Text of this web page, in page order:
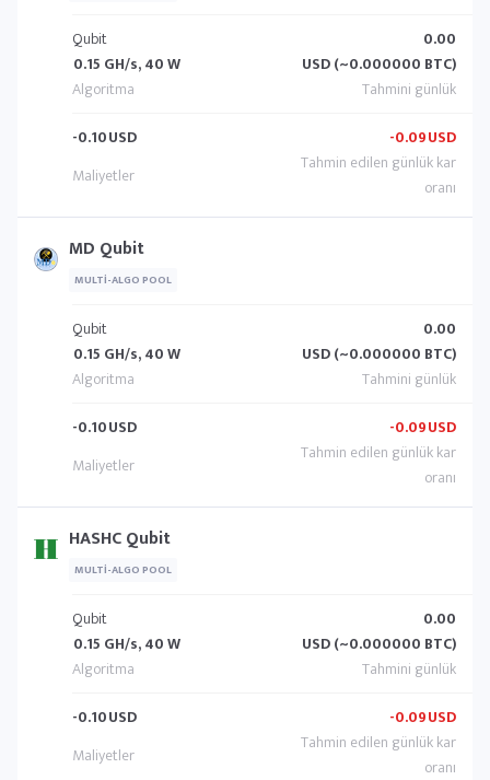
Qubit
0.15 GH/s, 40 W
0.00
USD (~0.000000 BTC)
-0.10USD -0.09USD
MD Qubit
MULTI-ALGO POOL
Qubit
0.15 GH/s, 40 W
0.00
USD (~0.000000 BTC)
-0.10USD -0.09USD
HASHC Qubit
MULTI-ALGO POOL
Qubit
0.15 GH/s, 40 W
0.00
USD (~0.000000 BTC)
-0.10USD -0.09USD